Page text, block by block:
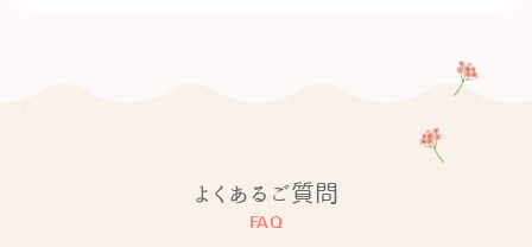
よくあるご質問
FAQ